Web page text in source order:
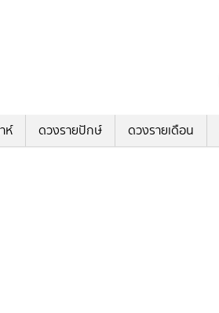
ห์ ดวงรายปักษ์ ดวงรายเดือน